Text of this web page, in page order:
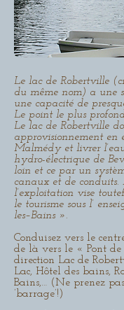
Le lac de Robertville
du même nom) a une
une capacité de
Le point le plus
Le lac de Robertville
approvisionnement en
Malmédy et livrer
hydro-électrique de
loin et ce par un
canaux et de conduits.
l’exploitation vise
le tourisme sous l’
les–Bains ».
Conduisez vers le
de là vers le « Pont
direction Lac de
Lac, Hôtel des bains,
Bains,… (Ne prenez
’barrage’!)